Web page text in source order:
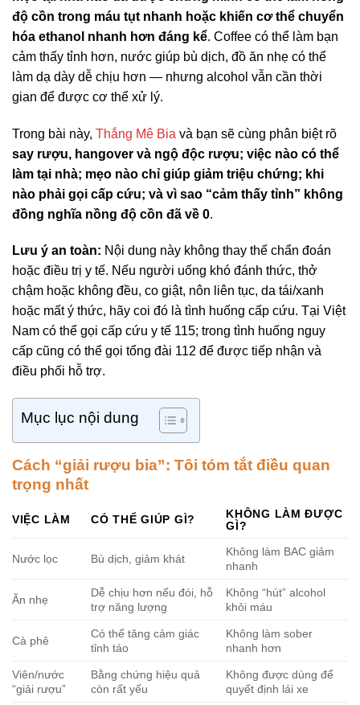
độ cồn trong máu tụt nhanh hoặc khiến cơ thể chuyển
hóa ethanol nhanh hơn đáng kể. Coffee có thể làm bạn
cảm thấy tỉnh hơn, nước giúp bù dịch, đồ ăn nhẹ có thể
làm dạ dày dễ chịu hơn — nhưng alcohol vẫn cần thời
gian để được cơ thể xử lý.
Trong bài này, Thắng Mê Bia và bạn sẽ cùng phân biệt rõ
say rượu, hangover và ngộ độc rượu; việc nào có thể
làm tại nhà; mẹo nào chỉ giúp giảm triệu chứng; khi
nào phải gọi cấp cứu; và vì sao “cảm thấy tỉnh” không
đồng nghĩa nồng độ cồn đã về 0.
Lưu ý an toàn: Nội dung này không thay thế chẩn đoán
hoặc điều trị y tế. Nếu người uống khó đánh thức, thở
chậm hoặc không đều, co giật, nôn liên tục, da tái/xanh
hoặc mất ý thức, hãy coi đó là tình huống cấp cứu. Tại Việt
Nam có thể gọi cấp cứu y tế 115; trong tình huống nguy
cấp cũng có thể gọi tổng đài 112 để được tiếp nhận và
điều phối hỗ trợ.
Mục lục nội dung
Cách “giải rượu bia”: Tôi tóm tắt điều quan
trọng nhất
VIỆC LÀM CÓ THỂ GIÚP GÌ?
KHÔNG LÀM ĐƯỢC
GÌ?
Nước lọc Bù dịch, giảm khát
Không làm BAC giảm
nhanh
Ăn nhẹ
Dễ chịu hơn nếu đói, hỗ
trợ năng lượng
Không “hút” alcohol
khỏi máu
Cà phê
Có thể tăng cảm giác
tỉnh táo
Không làm sober
nhanh hơn
Viên/nước
“giải rượu”
Bằng chứng hiệu quả
còn rất yếu
Không được dùng để
quyết định lái xe